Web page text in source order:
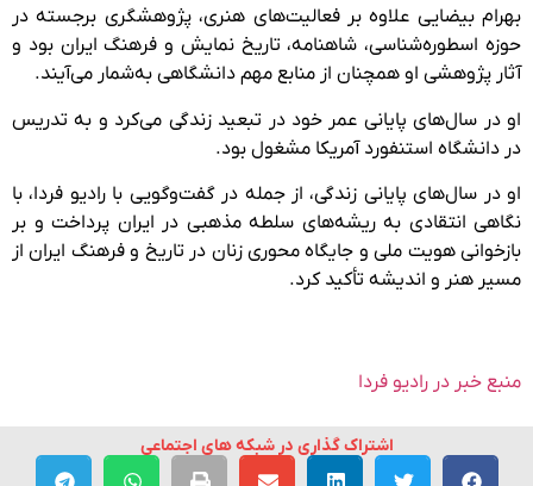
بهرام بیضایی علاوه بر فعالیت‌های هنری، پژوهشگری برجسته در
حوزه اسطوره‌شناسی، شاهنامه، تاریخ نمایش و فرهنگ ایران بود و
آثار پژوهشی او همچنان از منابع مهم دانشگاهی به‌شمار می‌آیند.
او در سال‌های پایانی عمر خود در تبعید زندگی می‌کرد و به تدریس
در دانشگاه استنفورد آمریکا مشغول بود.
او در سال‌های پایانی زندگی، از جمله در گفت‌وگویی با رادیو فردا، با
نگاهی انتقادی به ریشه‌های سلطه مذهبی در ایران پرداخت و بر
بازخوانی هویت ملی و جایگاه محوری زنان در تاریخ و فرهنگ ایران از
مسیر هنر و اندیشه تأکید کرد.
منبع خبر در رادیو فردا
اشتراک گذاری در شبکه های اجتماعی